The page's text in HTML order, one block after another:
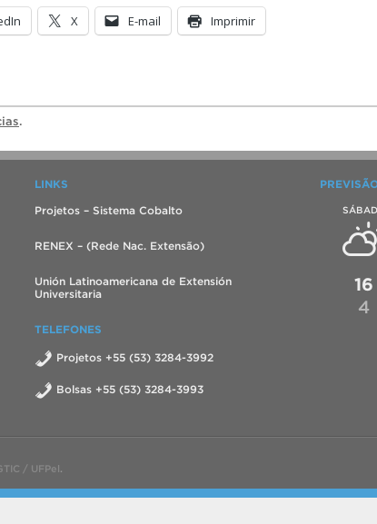
X E-mail Imprimir
.
LINKS
Projetos – Sistema Cobalto
RENEX – (Rede Nac. Extensão)
Unión Latinoamericana de Extensión
Universitaria
TELEFONES
Projetos +55 (53) 3284-3992
Bolsas +55 (53) 3284-3993
16
4
/ UFPel .